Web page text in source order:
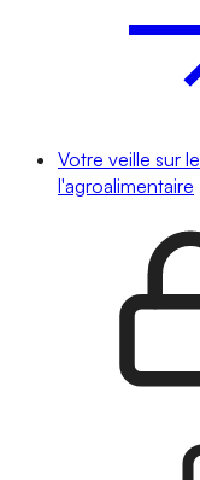
Votre veille sur
l'agroalimentaire